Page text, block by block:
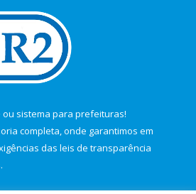
ou sistema para prefeituras!
completa, onde garantimos em
das leis de transparência